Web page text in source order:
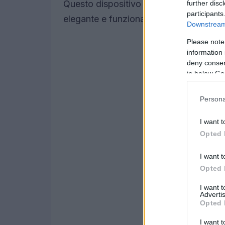
further
Please
information
deny
in below
I want
Opted
I want
Opted
I want
Opted
I want
Questo dispositivo rappresenta una
elegante e funzionale, senza dover